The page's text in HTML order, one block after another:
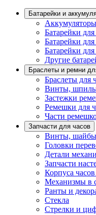
Батарейки и
Батарейки
Батарейки
Батарейки
Другие
Браслеты и ремни
Браслеты для
Винты,
Застежки
Ремешки для
Части
Запчасти для часов
Винты,
Головки
Детали
Запчасти
Корпуса
Механизмы в
Ранты и
Стекла
Стрелки и